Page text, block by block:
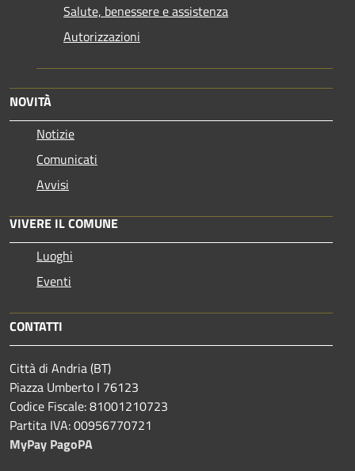
Salute, benessere e assistenza
Autorizzazioni
NOVITÀ
Notizie
Comunicati
Avvisi
VIVERE IL COMUNE
Luoghi
Eventi
CONTATTI
Città di Andria (BT)
Piazza Umberto I 76123
Codice Fiscale: 81001210723
Partita IVA: 00956770721
MyPay PagoPA